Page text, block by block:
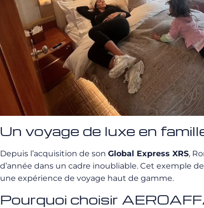
Un voyage de luxe en
Depuis l’acquisition de son Global Express XRS,
d’année dans un cadre inoubliable. Cet exemple
une expérience de voyage haut de gamme.
Pourquoi choisir